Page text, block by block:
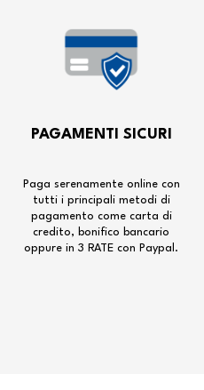
PAGAMENTI SICURI
Paga serenamente online con
tutti i principali metodi di
pagamento come carta di
credito, bonifico bancario
oppure in 3 RATE con Paypal.